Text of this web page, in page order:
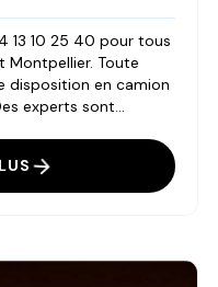
13 10 25 40 pour tous
Montpellier. Toute
disposition en camion
experts sont...